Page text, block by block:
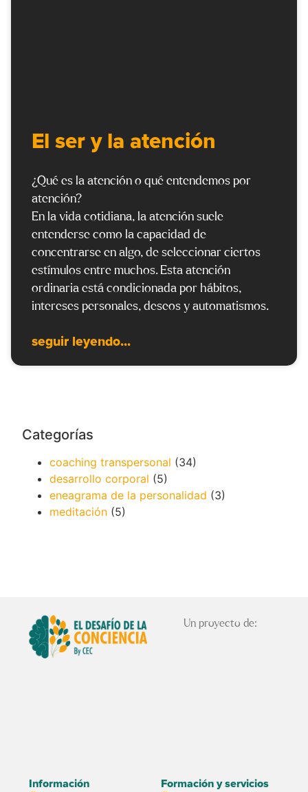
El ser y la atención
¿Qué es la atención o qué entendemos por
atención?
En la vida cotidiana, la atención suele
entenderse como la capacidad de
concentrarse en algo, de seleccionar ciertos
estímulos entre muchos. Esta atención
ordinaria está condicionada por hábitos,
intereses personales, deseos y automatismos.
seguir leyendo...
Categorías
coaching transpersonal (34)
desarrollo corporal (5)
eneagrama de la personalidad (3)
meditación (5)
Un proyecto de:
Información Formación y servicios